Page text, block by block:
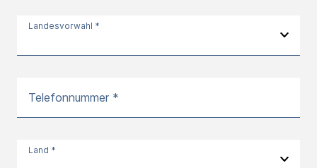
Landesvorwahl *
Telefonnummer *
Land *